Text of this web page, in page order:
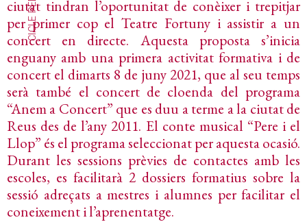
ciutat tindran l’oportunitat de conèixer i trepitjar
per primer cop el Teatre Fortuny i assistir a un
concert en directe. Aquesta proposta s’inicia
enguany amb una primera activitat formativa i de
concert el dimarts 8 de juny 2021, que al seu temps
serà també el concert de cloenda del programa
“Anem a Concert” que es duu a terme a la ciutat de
Reus des de l’any 2011. El conte musical “Pere i el
Llop” és el programa seleccionat per aquesta ocasió.
Durant les sessions prèvies de contactes amb les
escoles, es facilitarà 2 dossiers formatius sobre la
sessió adreçats a mestres i alumnes per facilitar el
coneixement i l’aprenentatge.